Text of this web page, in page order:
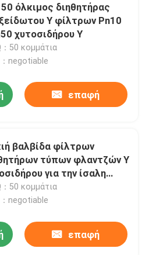
όλκιμος διηθητήρας
Υ φίλτρων Pn10
χυτοσιδήρου Υ
：50 κομμάτια
negotiable
επαφή
βαλβίδα φίλτρων
τύπων φλαντζών Υ
για την ίσαλη
Dn150
：50 κομμάτια
negotiable
επαφή